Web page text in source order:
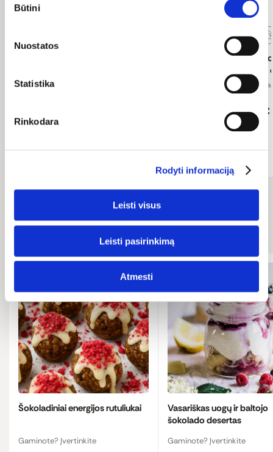
pasirinkti, su kuriomis slapukų kategorijomis sutinkate.
Savo sutikimą galite bet kada pakeisti arba atšaukti
atsisakius tam tikrų slapukų dalis svetainės funkcijų gali
pasirinkimas
Būtini
Nuostatos
Statistika
Rinkodara
Rodyti informaciją
Leisti visus
Leisti pasirinkimą
Atmesti
ekologiškas
Lebensbaum
4,99 €
Susiję receptai
Šokoladiniai energijos rutuliukai
Gaminote? Įvertinkite
Vasariškas uogų ir baltojo
šokolado desertas
Gaminote? Įvertinkite